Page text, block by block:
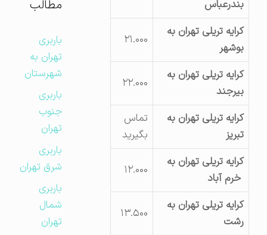
بندرعباس
کرایه تریلی تهران به
بوشهر
۲۱.۰۰۰
کرایه تریلی تهران به
بیرجند
۲۲.۰۰۰
کرایه تریلی تهران به
تماس
بگیرید
کرایه تریلی تهران به
خرم آباد
۱۲.۰۰۰
کرایه تریلی تهران به
رشت
۱۳.۵۰۰
مطالب
باربری
تهران به
شهرستان
باربری
جنوب
تهران
باربری
شرق تهران
باربری
شمال
تهران